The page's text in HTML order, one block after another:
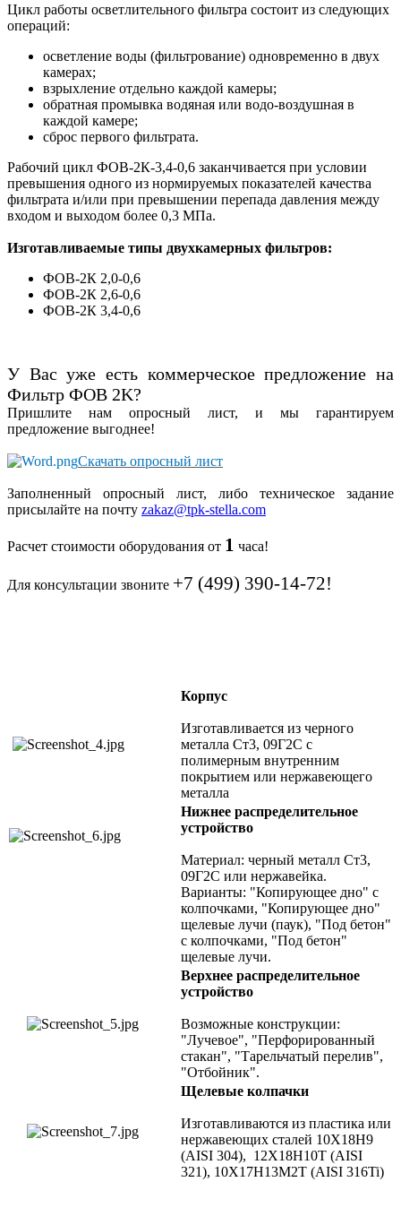
Цикл работы осветлительного фильтра состоит из следующих
операций:
осветление воды (фильтрование) одновременно в двух
камерах;
взрыхление отдельно каждой камеры;
обратная промывка водяная или водо-воздушная в
каждой камере;
сброс первого фильтрата.
Рабочий цикл ФОВ-2К-3,4-0,6 заканчивается при условии
превышения одного из нормируемых показателей качества
фильтрата и/или при превышении перепада давления между
входом и выходом более 0,3 МПа.
Изготавливаемые типы двухкамерных фильтров:
ФОВ-2К 2,0-0,6
ФОВ-2К 2,6-0,6
ФОВ-2К 3,4-0,6
У Вас уже есть коммерческое предложение на
Фильтр ФОВ 2K?
Пришлите нам опросный лист, и мы гарантируем
предложение выгоднее!
Скачать опросный лист
Заполненный опросный лист, либо техническое задание
присылайте на почту zakaz@tpk-stella.com
Расчет стоимости оборудования от 1 часа!
Для консультации звоните +7 (499) 390-14-72!
Корпус
Изготавливается из черного
металла Ст3, 09Г2С с
полимерным внутренним
покрытием или нержавеющего
металла
Нижнее распределительное
устройство
Материал: черный металл Ст3,
09Г2С или нержавейка.
Варианты: "Копирующее дно" с
колпочками, "Копирующее дно"
щелевые лучи (паук), "Под бетон"
с колпочками, "Под бетон"
щелевые лучи.
Верхнее распределительное
устройство
Возможные конструкции:
"Лучевое", "Перфорированный
стакан", "Тарельчатый перелив",
"Отбойник".
Щелевые колпачки
Изготавливаются из пластика или
нержавеющих сталей 10X18Н9
(AISI 304), 12X18H10T (AISI
321), 10X17H13M2T (AISI 316Ti)